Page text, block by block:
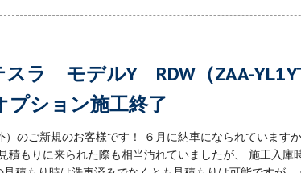
ラ モデルY RDW（ZAA-
プション施工終了
のご新規のお客様です！ ６月に納車になられています
積もりに来られた際も相当汚れていましたが、 施工入庫